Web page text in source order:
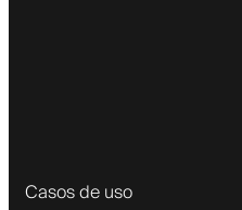
Casos de uso